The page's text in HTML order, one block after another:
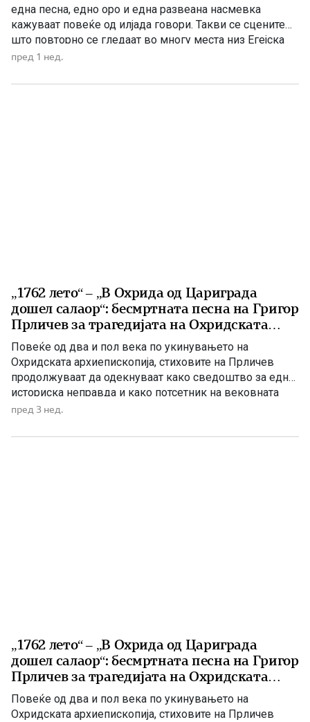
една песна, едно оро и една развеана насмевка
кажуваат повеќе од илјада говори. Такви се сцените
што повторно се гледаат во многу места низ Егејска
Македонија – сцени што ја будат гордоста, ја враќаат
притиснат, но не и уништен. […]
пред 1 нед.
„1762 лето“ – „В Охрида од Цариграда
дошел салаор“: бесмртната песна на Григор
Прличев за трагедијата на Охридската
архиепископија
Повеќе од два и пол века по укинувањето на
Охридската архиепископија, стиховите на Прличев
продолжуваат да одекнуваат како сведоштво за една
историска неправда и како потсетник на вековната
борба за зачувување на духовниот и националниот
минатото, туку и порака до идните поколенија дека
пред 3 нед.
„1762 лето“ – „В Охрида од Цариграда
дошел салаор“: бесмртната песна на Григор
Прличев за трагедијата на Охридската
архиепископија
Повеќе од два и пол века по укинувањето на
Охридската архиепископија, стиховите на Прличев